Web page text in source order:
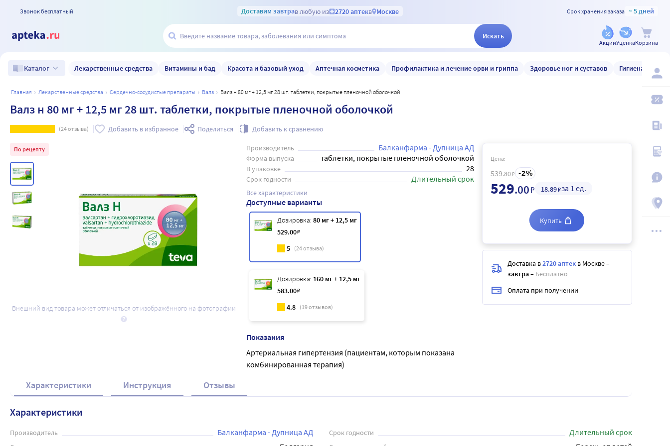
Звонок бесплатный Доставим завтрав любую из 2720 аптекв Москве Срок хранения заказа ~ 5 дней
Искать
АкцииУценкаКорзина
Каталог Лекарственные средства Витамины и бад Красота и базовый уход Аптечная косметика Профилактика и лечение орви и гриппа Здоровье ног и суставов Гигиена и уход
главная лекарственные средства сердечно-сосудистые препараты валз Валз н 80 мг + 12,5 мг 28 шт. таблетки, покрытые пленочной оболочкой
Валз н 80 мг + 12,5 мг 28 шт. таблетки, покрытые пленочной оболочкой
(24отзыва) Добавить в избранное Поделиться Добавить к сравнению
По рецепту
Внешний вид товара может отличаться от изображённого на фотографии
Производитель Балканфарма - Дупница АД
Форма выпуска таблетки, покрытые пленочной оболочкой
В упаковке 28
Срок годности Длительный срок
Все характеристики
Доступные варианты
Дозировка: 80 мг + 12,5 мг
529.00₽
5 (24отзыва)
Дозировка: 160 мг + 12,5 мг
583.00₽
4.8 (19отзывов)
Показания
Артериальная гипертензия (пациентам, которым показана
комбинированная терапия)
Цена:
539.80₽ 2
529.00₽ 18.89₽за 1 ед.
Купить
Доставка в2720 аптек в Москве–
завтра– Бесплатно
Оплата при получении
Характеристики Инструкция Отзывы
Характеристики
Производитель Балканфарма - Дупница АД Срок годности Длительный срок